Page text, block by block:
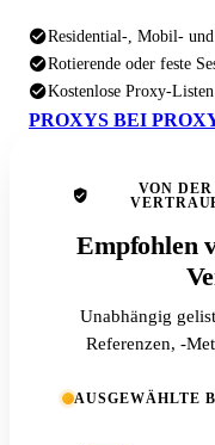
Residential-, Mobil- und
Rotierende oder feste
Kostenlose Proxy-
PROXYS BEI
VON
Empfohlen
Unabhängig
Referenzen, -
AUSGEWÄHLTE